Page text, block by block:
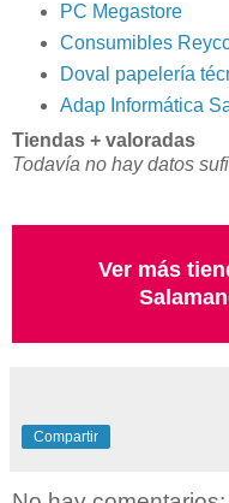
PC Megastore
Consumibles
Doval papelería
Adap Informática
Tiendas + valoradas
Todavía no hay datos
Ver más
Compartir